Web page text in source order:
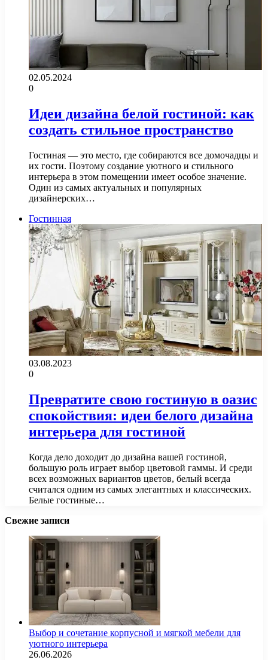
02.05.2024
0
Идеи дизайна белой гостиной: как
создать стильное пространство
Гостиная — это место, где собираются все домочадцы и
их гости. Поэтому создание уютного и стильного
интерьера в этом помещении имеет особое значение.
Один из самых актуальных и популярных
дизайнерских…
Гостинная
03.08.2023
0
Превратите свою гостиную в оазис
спокойствия: идеи белого дизайна
интерьера для гостиной
Когда дело доходит до дизайна вашей гостиной,
большую роль играет выбор цветовой гаммы. И среди
всех возможных вариантов цветов, белый всегда
считался одним из самых элегантных и классических.
Белые гостиные…
Свежие записи
Выбор и сочетание корпусной и мягкой мебели для
уютного интерьера
26.06.2026